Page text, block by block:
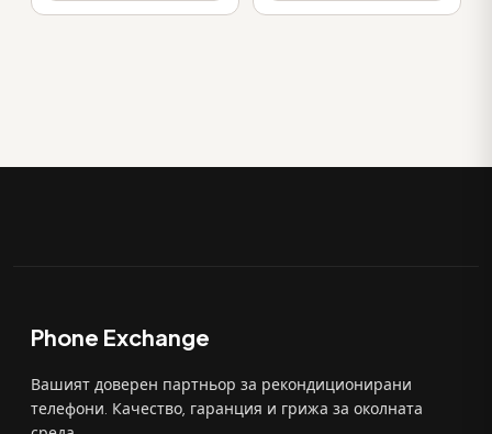
Phone Exchange
Вашият доверен партньор за рекондиционирани
телефони. Качество, гаранция и грижа за околната